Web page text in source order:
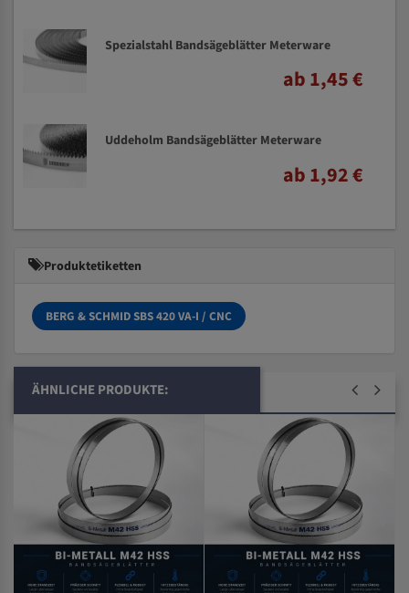
Spezialstahl Bandsägeblätter Meterware
ab 1,45 €
Uddeholm Bandsägeblätter Meterware
ab 1,92 €
Produktetiketten
BERG & SCHMID SBS 420 VA-I / CNC
ÄHNLICHE PRODUKTE: